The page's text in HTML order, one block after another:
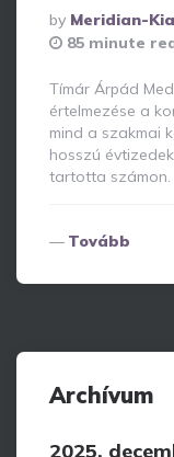
Posted
By
By Meridian-
85 minute
Tímár Árpád
értelmezése a
mind a szakmai
hosszú
tartotta számon.
Tovább
Archívum
2025.